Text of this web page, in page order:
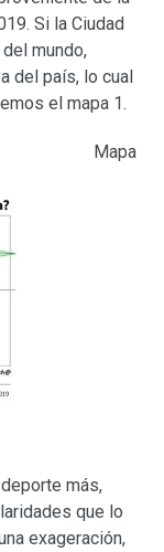
Si la Ciudad
mundo,
del país, lo cual
el mapa 1.
más,
que lo
exageración,